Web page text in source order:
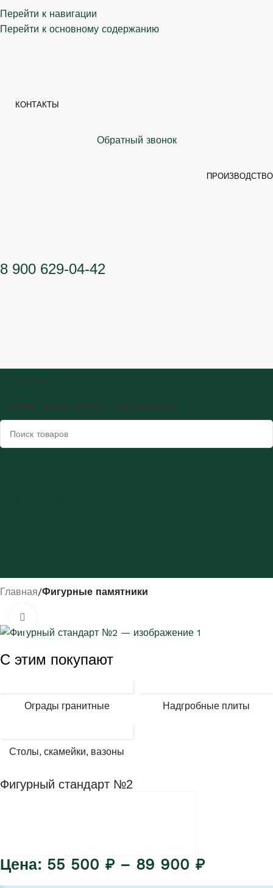
Перейти к навигации
Перейти к основному содержанию
КОНТАКТЫ
Обратный звонок
ПРОИЗВОДСТВО
8 900 629-04-42
КАТАЛОГ
СЕРВИС АКЦИИ ОПЛАТА И ДОСТАВКА БЛОГ
Главная Фигурные памятники
С этим покупают
Ограды гранитные Надгробные плиты
Столы, скамейки, вазоны
Фигурный стандарт №2
55 500 ₽ – 89 900 ₽